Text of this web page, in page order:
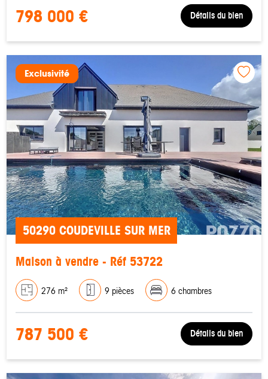
798 000 € Détails du bien
Exclusivité
50290 COUDEVILLE SUR MER
Maison à vendre - Réf 53722
276 m² 9 pièces 6 chambres
787 500 € Détails du bien